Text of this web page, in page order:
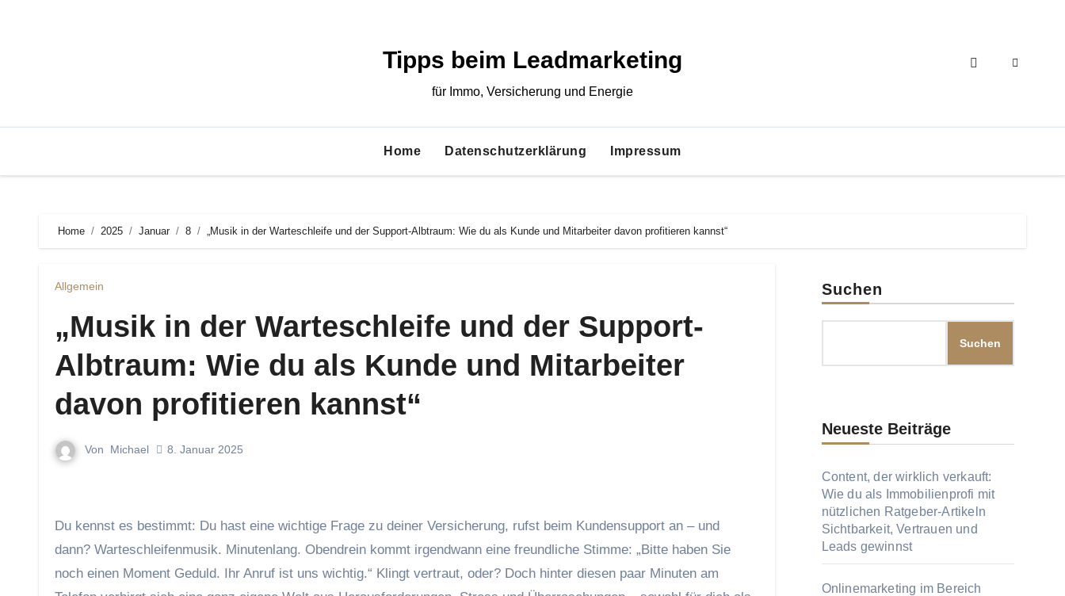
Tipps beim Leadmarketing
für Immo, Versicherung und Energie
Home Datenschutzerklärung Impressum
Home 2025 Januar 8 „Musik in der Warteschleife und der Support-Albtraum: Wie du als Kunde und Mitarbeiter davon profitieren kannst“
Allgemein
„Musik in der Warteschleife und der Support-
Albtraum: Wie du als Kunde und Mitarbeiter
davon profitieren kannst“
Von Michael 8. Januar 2025
Du kennst es bestimmt: Du hast eine wichtige Frage zu deiner Versicherung, rufst beim Kundensupport an – und
dann? Warteschleifenmusik. Minutenlang. Obendrein kommt irgendwann eine freundliche Stimme: „Bitte haben Sie
noch einen Moment Geduld. Ihr Anruf ist uns wichtig.“ Klingt vertraut, oder? Doch hinter diesen paar Minuten am
Suchen
Suchen
Neueste Beiträge
Content, der wirklich verkauft:
Wie du als Immobilienprofi mit
nützlichen Ratgeber-Artikeln
Sichtbarkeit, Vertrauen und
Leads gewinnst
Onlinemarketing im Bereich